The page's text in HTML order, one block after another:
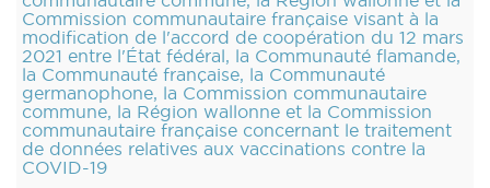
Commission communautaire française visant à la
modification de l'accord de coopération du 12 mars
2021 entre l'État fédéral, la Communauté flamande,
la Communauté française, la Communauté
germanophone, la Commission communautaire
commune, la Région wallonne et la Commission
communautaire française concernant le traitement
de données relatives aux vaccinations contre la
COVID-19